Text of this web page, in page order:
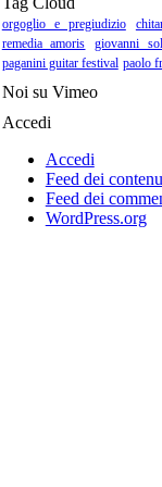
orgoglio e pregiudizio
remedia amoris
giovanni
paganini guitar festival paolo
Noi su Vimeo
Accedi
Accedi
Feed dei
Feed dei
WordPress.org